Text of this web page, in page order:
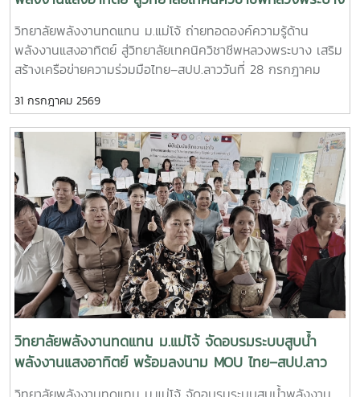
การดำเนินงานและความก้าวหน้าของโครงการความร่วมมือที่ผ่าน
มา- ร่วมวางแผนการดำเนินงานด้านการศึกษา งานวิจัย และการ
บริการวิชาการในระยะต่อไป เสริมสร้างเครือข่ายความร่วมมือ
ระหว่างสถาบันการศึกษา หน่วยงานภาครัฐ และภาคีเครือข่ายของ
ทั้งสองประเทศ เพื่อยกระดับการพัฒนาทรัพยากรมนุษย์และ
นวัตกรรมด้านพลังงานสะอาด- การประชุมสัมมนาครั้งนี้สะท้อน
ถึงความมุ่งมั่นของทุกภาคส่วนในการร่วมกันขับเคลื่อนการใช้
พลังงานทดแทน การพัฒนางานวิจัย และการถ่ายทอดองค์ความรู้
สู่สังคม พร้อมส่งเสริมความร่วมมือทางวิชาการระหว่าง
ประเทศไทยและ สปป.ลาว ให้สามารถต่อยอดสู่การพัฒนาชุมชน
สังคม และสิ่งแวดล้อมอย่างยั่งยืนในระดับนานาชาติ วิทยาลัย
พลังงานทดแทน มหาวิทยาลัยแม่โจ้ ยังคงเดินหน้าสร้างเครือข่าย
ความร่วมมือกับพันธมิตรทั้งในและต่างประเทศ เพื่อร่วมพัฒนา
องค์ความรู้ เทคโนโลยี และนวัตกรรมด้านพลังงานสะอาด อันเป็น
รากฐานสำคัญของการพัฒนาที่ยั่งยืนในภูมิภาคอาเซียน
เสริมสร้างเครือข่ายความร่วมมือไทย–สปป.ลาว
วิทยาลัยพลังงานทดแทน ม.แม่โจ้ ถ่ายทอดองค์ความรู้ด้าน
พลังงานแสงอาทิตย์ สู่วิทยาลัยเทคนิควิชาชีพหลวงพระบาง เสริม
สร้างเครือข่ายความร่วมมือไทย–สปป.ลาววันที่ 28 กรกฎาคม
ศาสตราจารย์ ดร.นิกราน หอมดวง คณบดีวิทยาลัยพลังงาน
ทดแทน พร้อมด้วย ผู้ช่วยศาสตราจารย์ ดร.กิตติกร สาสุจิตต์
รองคณบดีฝ่ายบริหาร, ผู้ช่วยศาสตราจารย์ ดร.ยิ่งรักษ์ อรรถเวช
กุล รองคณบดีฝ่ายวิจัยและบริการวิชาการ คณาจารย์ และ
บุคลากร ลงพื้นที่จัดกิจกรรมบริการวิชาการนานาชาติ ณ
วิทยาลัยเทคนิควิชาชีพหลวงพระบาง แขวงหลวงพระบาง
สาธารณรัฐประชาธิปไตยประชาชนลาว กิจกรรมจัดขึ้นภายใต้
โครงการ “การใช้พลังงานทดแทนเพื่อการปรับตัวต่อการ
เปลี่ยนแปลงสภาพภูมิอากาศ” โดยมุ่งถ่ายทอดองค์ความรู้ด้าน
พลังงานแสงอาทิตย์ ทั้งภาคทฤษฎีและภาคปฏิบัติ เพื่อพัฒนา
ศักยภาพของผู้บริหาร คณาจารย์ บุคลากร และนักศึกษา ให้
สามารถประยุกต์ใช้เทคโนโลยีพลังงานทดแทนได้อย่างมี
ประสิทธิภาพและเกิดประโยชน์สูงสุด กิจกรรมสำคัญ ประกอบ
ด้วย- บรรยายหลักการทำงานของระบบผลิตไฟฟ้าพลังงานแสง
31 กรกฎาคม 2569
วิทยาลัยพลังงานทดแทน ม.แม่โจ้ จัดอบรมระบบสูบน้ำ
พลังงานแสงอาทิตย์ พร้อมลงนาม MOU ไทย–สปป.ลาว
ขับเคลื่อนความร่วมมือด้านพลังงานสะอาดและการพัฒนาที่